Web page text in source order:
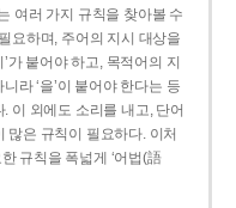
여러 가지 규칙을 찾아볼 수
요하며, 주어의 지시 대상을
’가 붙어야 하고, 목적어의 지
라 ‘을’이 붙어야 한다는 등
이 외에도 소리를 내고, 단어
많은 규칙이 필요하다. 이처
규칙을 폭넓게 ‘어법(語